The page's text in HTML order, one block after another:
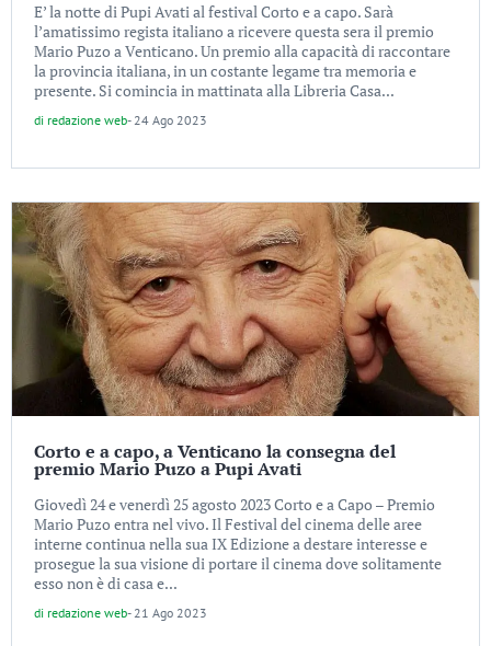
E’ la notte di Pupi Avati al festival Corto e a capo. Sarà
l’amatissimo regista italiano a ricevere questa sera il premio
Mario Puzo a Venticano. Un premio alla capacità di raccontare
la provincia italiana, in un costante legame tra memoria e
presente. Si comincia in mattinata alla Libreria Casa...
di redazione web- 24 Ago 2023
Corto e a capo, a Venticano la consegna del
premio Mario Puzo a Pupi Avati
Giovedì 24 e venerdì 25 agosto 2023 Corto e a Capo – Premio
Mario Puzo entra nel vivo. Il Festival del cinema delle aree
interne continua nella sua IX Edizione a destare interesse e
prosegue la sua visione di portare il cinema dove solitamente
esso non è di casa e...
di redazione web- 21 Ago 2023